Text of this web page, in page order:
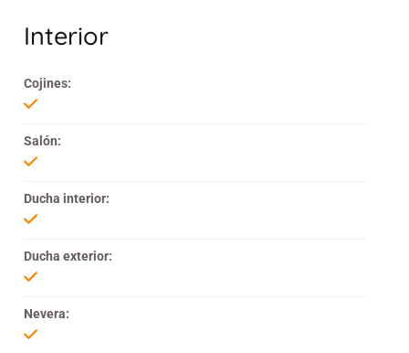
Interior
Cojines:
Salón:
Ducha interior:
Ducha exterior:
Nevera: